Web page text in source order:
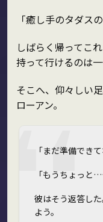
「癒し手のタダス
しばらく帰ってこ
持って行けるのは一
そこへ、仰々しい
ローアン。
「まだ準備でき
「もうちょっと
彼はそう返答し
よう。